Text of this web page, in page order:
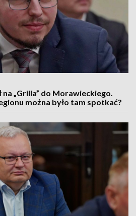
na „Grilla” do Morawieckiego.
można było tam spotkać?